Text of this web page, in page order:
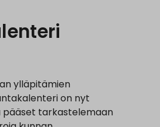
ylläpitämien
on nyt
pääset tarkastelemaan